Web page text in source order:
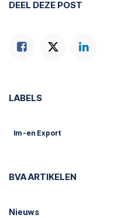
DEEL DEZE POST
LABELS
Im -en Export
BVA ARTIKELEN
Nieuws